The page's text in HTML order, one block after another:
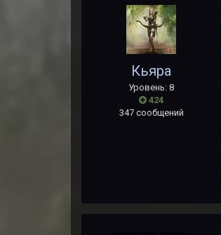
Кьяра
Уровень: 8
424
347 сообщений